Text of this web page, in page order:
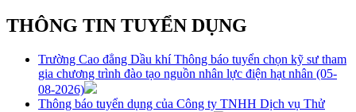
THÔNG TIN TUYỂN DỤNG
Trường Cao đẳng Dầu khí Thông báo tuyển chọn kỹ sư tham
gia chương trình đào tạo nguồn nhân lực điện hạt nhân (05-
08-2026)
Thông báo tuyển dụng của Công ty TNHH Dịch vụ Thử